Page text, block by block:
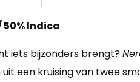
50% Indica
iets bijzonders brengt?
een kruising van twee